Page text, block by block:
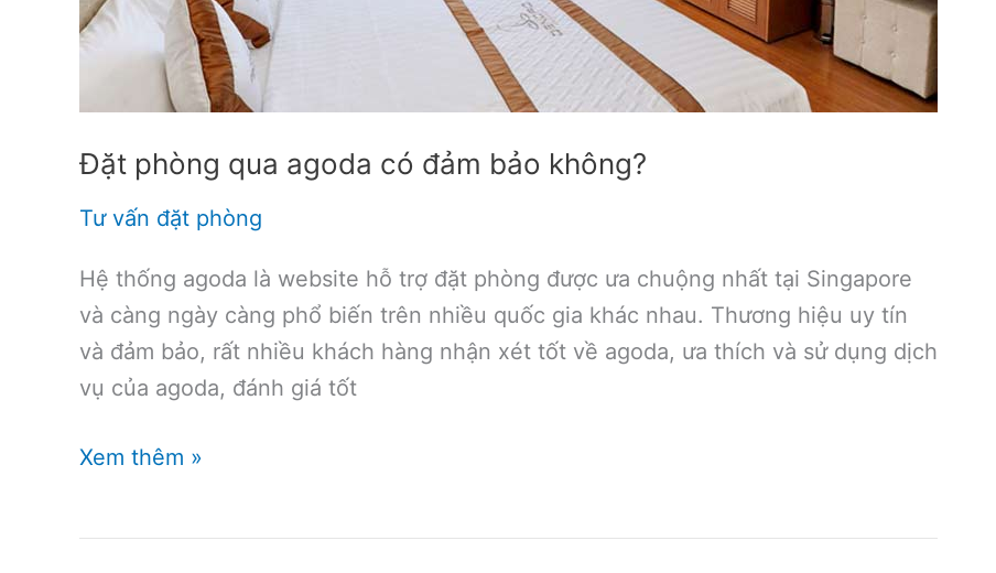
Đặt phòng qua agoda có đảm bảo không?
Tư vấn đặt phòng
Hệ thống agoda là website hỗ trợ đặt phòng được ưa chuộng nhất tại Singapore
và càng ngày càng phổ biến trên nhiều quốc gia khác nhau. Thương hiệu uy tín
và đảm bảo, rất nhiều khách hàng nhận xét tốt về agoda, ưa thích và sử dụng dịch
vụ của agoda, đánh giá tốt
Đặt
Xem thêm »